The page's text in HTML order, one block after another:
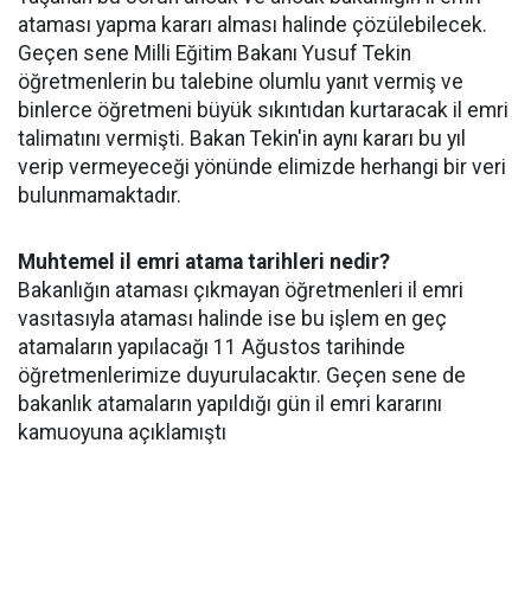
ataması yapma kararı alması halinde çözülebilecek.
Geçen sene Milli Eğitim Bakanı Yusuf Tekin
öğretmenlerin bu talebine olumlu yanıt vermiş ve
binlerce öğretmeni büyük sıkıntıdan kurtaracak il emri
talimatını vermişti. Bakan Tekin'in aynı kararı bu yıl
verip vermeyeceği yönünde elimizde herhangi bir veri
bulunmamaktadır.
Muhtemel il emri atama tarihleri nedir?
Bakanlığın ataması çıkmayan öğretmenleri il emri
vasıtasıyla ataması halinde ise bu işlem en geç
atamaların yapılacağı 11 Ağustos tarihinde
öğretmenlerimize duyurulacaktır. Geçen sene de
bakanlık atamaların yapıldığı gün il emri kararını
kamuoyuna açıklamıştı